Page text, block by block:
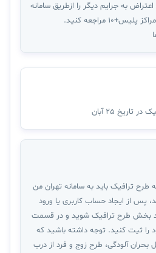
به جرایم دیگر را ازطریق سامانه
مراجعه کنید.
25 آبان
طرح ترافیک باید به سامانه تهران من
پس از ایجاد حساب کاربری یا ورود
بخش طرح ترافیک شوید و در قسمت
را ثیت کنید. توجه داشته‌ باشید که
بحران آلودگی، طرح زوج و فرد از درب